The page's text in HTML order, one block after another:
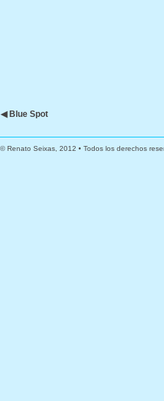
◀ Blue Spot
© Renato Seixas, 2012 • Todos los derechos